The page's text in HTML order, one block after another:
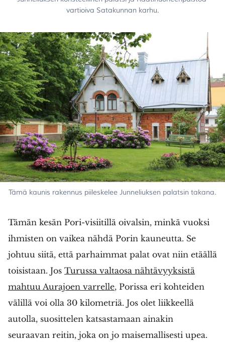
vartioiva Satakunnan karhu.
Tämä kaunis rakennus piileskelee Junneliuksen palatsin takana.
Tämän kesän Pori-visiitillä oivalsin, minkä vuoksi
ihmisten on vaikea nähdä Porin kauneutta. Se
johtuu siitä, että parhaimmat palat ovat niin etäällä
toisistaan. Jos Turussa valtaosa nähtävyyksistä
mahtuu Aurajoen varrelle, Porissa eri kohteiden
välillä voi olla 30 kilometriä. Jos olet liikkeellä
autolla, suosittelen katsastamaan ainakin
seuraavan reitin, joka on jo maisemallisesti upea.